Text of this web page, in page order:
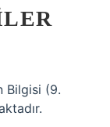
Bilgisi (9.